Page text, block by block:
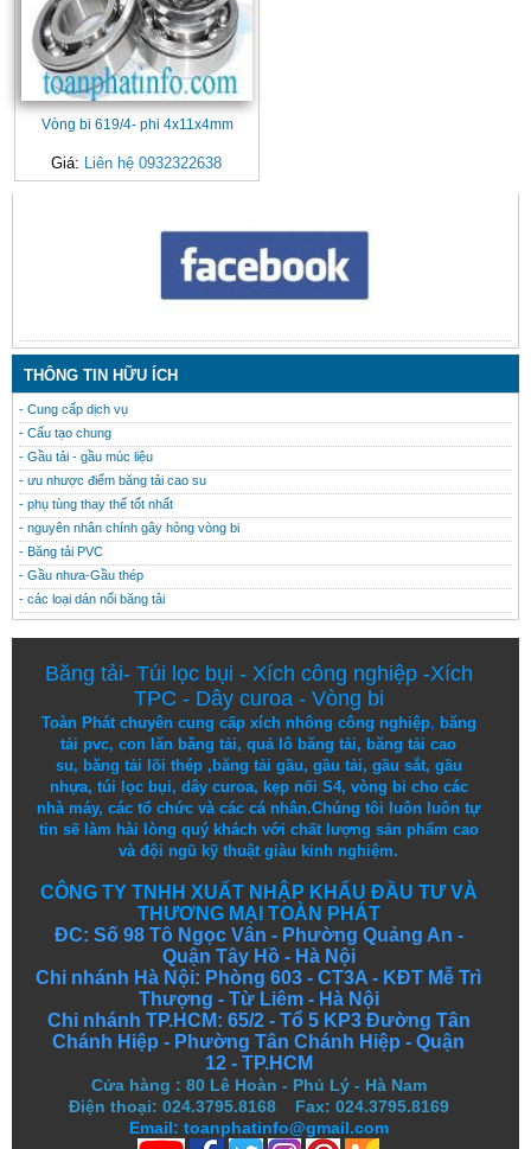
Vòng bi 619/4- phi 4x11x4mm
Giá: Liên hệ 0932322638
THÔNG TIN HỮU ÍCH
- Cung cấp dịch vụ
- Cấu tạo chung
- Gầu tải - gầu múc liệu
- ưu nhược điểm băng tải cao su
- phụ tùng thay thế tốt nhất
- nguyên nhân chính gây hỏng vòng bi
- Băng tải PVC
- Gầu nhưa-Gầu thép
- các loại dán nối băng tải
Băng tải- Túi lọc bụi - Xích công nghiệp-Xích
TPC - Dây curoa- Vòng bi
Toàn Phát chuyên cung cấp xích nhông công nghiệp, băng
tải pvc,con lăn băng tải,quả lô băng tải, băng tải cao
su, băng tải lõi thép, băng tải gầu, gầu tải, gầu sắt, gầu
nhựa, túi lọc bụi, dây curoa, kẹp nối S4, vòng bi cho các
nhà máy, các tổ chức và các cá nhân.Chúng tôi luôn luôn tự
tin sẽ làm hài lòng quý khách với chất lượng sảnphẩm cao
vàđội ngũ kỹ thuậtgiàu kinh nghiệm.
CÔNG TY TNHH XUẤT NHẬP KHẨU ĐẦU TƯ VÀ
THƯƠNG MẠI TOÀN PHÁT
ĐC: Số 98 Tô Ngọc Vân - Phường Quảng An -
Quận Tây Hồ - Hà Nội
Chi nhánh Hà Nội: Phòng 603 - CT3A - KĐT Mễ Trì
Thượng - Từ Liêm - Hà Nội
Chi nhánh TP.HCM: 65/2 - Tổ 5 KP3 Đường Tân
Chánh Hiệp - Phường Tân Chánh Hiệp - Quận
12 - TP.HCM
Cửa hàng : 80 Lê Hoàn - Phủ Lý - Hà Nam
Điện thoại: 024.3795.8168 Fax: 024.3795.8169
Email: toanphatinfo@gmail.com